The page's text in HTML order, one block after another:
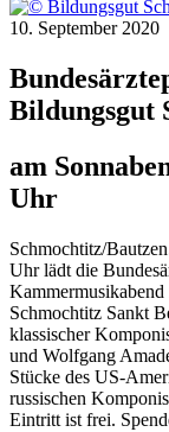
10. September 2020
Bildungsgut
am
Uhr
Schmochtitz/
Uhr lädt die
Schmochtitz Sankt
klassischer
und Wolfgang
Stücke des US-
russischen
Eintritt ist frei.